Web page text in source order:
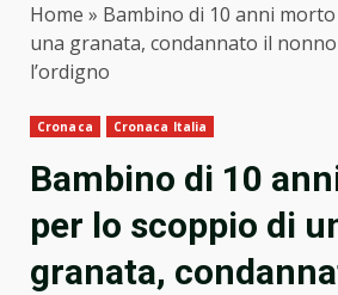
Home » Bambino di 10 anni
una granata, condannato il
l’ordigno
Cronaca Cronaca Italia
Bambino di 10
per lo scoppio di
granata,